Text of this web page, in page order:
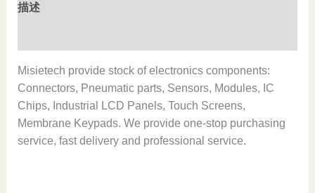
描述
Misietech provide stock of electronics components:
Connectors, Pneumatic parts, Sensors, Modules, IC
Chips, Industrial LCD Panels, Touch Screens,
Membrane Keypads. We provide one-stop purchasing
service, fast delivery and professional service.